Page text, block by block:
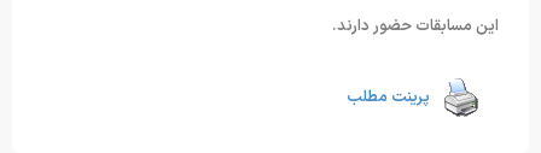
این مسابقات حضور دارند.
پرینت مطلب